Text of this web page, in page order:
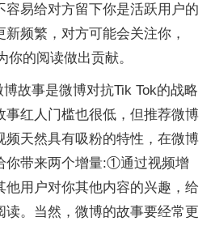
容易给对方留下你是活跃用户的
频繁，对方可能会关注你，
你的阅读做出贡献。
故事是微博对抗Tik Tok的战略
事红人门槛也很低，但推荐微博
频天然具有吸粉的特性，在微博
你带来两个增量:①通过视频增
用户对你其他内容的兴趣，给
读。当然，微博的故事要经常更